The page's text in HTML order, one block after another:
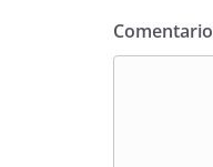
Comentario